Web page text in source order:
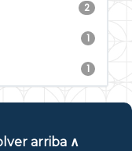
2
1
1
arriba ∧